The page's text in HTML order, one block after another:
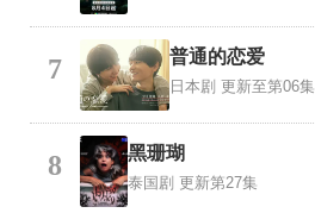
7 普通的恋爱
日本剧 更新至第06集
8 黑珊瑚
泰国剧 更新第27集